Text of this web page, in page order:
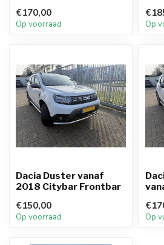
€170,00
Op voorraad Op
Dacia Duster vanaf
2018 Citybar Frontbar
€150,00
Op voorraad Op